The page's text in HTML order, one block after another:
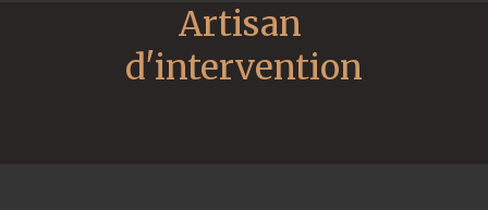
Artisan
d'intervention